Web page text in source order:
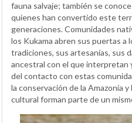
fauna salvaje; también se
quienes han convertido este
generaciones. Comunidades
los Kukama abren sus puertas a
tradiciones, sus artesanías, sus
ancestral con el que interpretan
del contacto con estas
la conservación de la Amazonía
cultural forman parte de un